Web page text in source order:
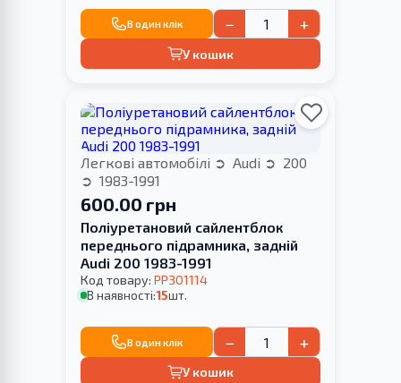
В один клік − +
У кошик
Легкові автомобілі Audi
200
1983-1991
600.00 грн
Поліуретановий сайлентблок
переднього підрамника, задній
Audi 200 1983-1991
Код товару: PP301114
В наявності:15шт.
В один клік − +
У кошик